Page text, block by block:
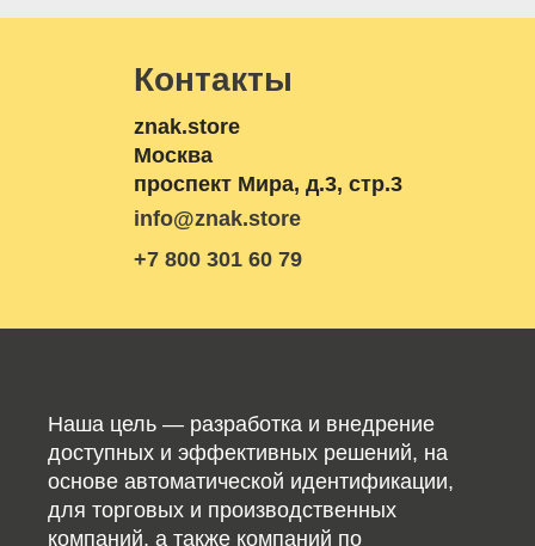
Контакты
znak.store
Москва
проспект Мира, д.3, стр.3
info@znak.store
+7 800 301 60 79
Наша цель — разработка и внедрение
доступных и эффективных решений, на
основе автоматической идентификации,
для торговых и производственных
компаний, а также компаний по